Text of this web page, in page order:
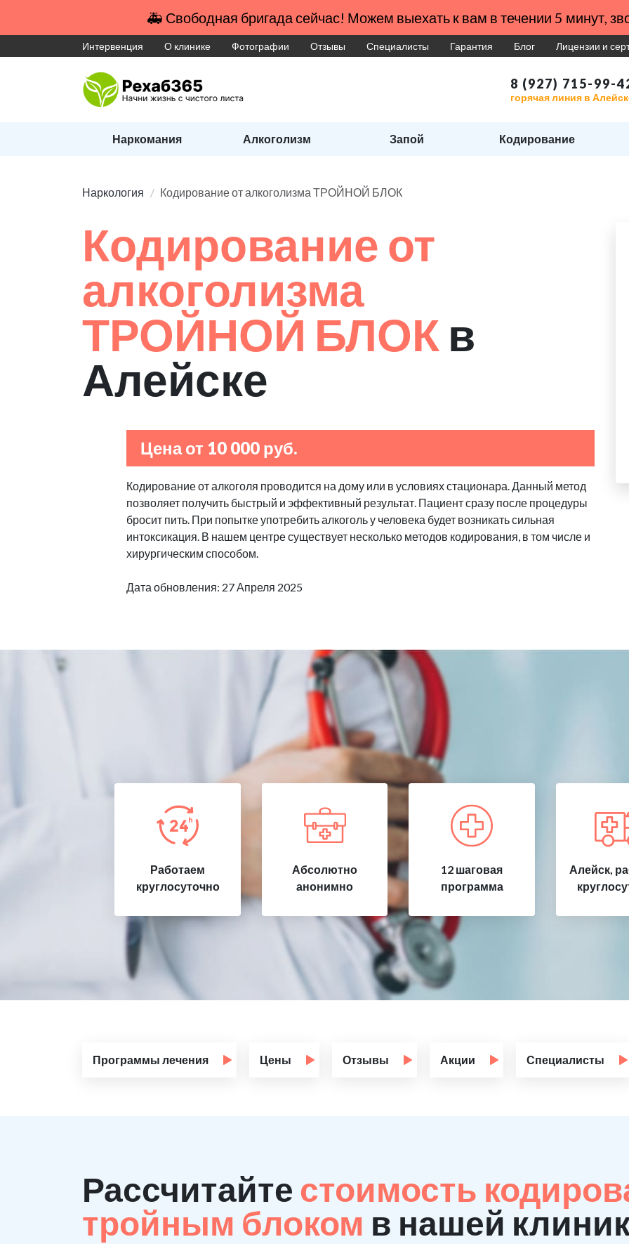
🚑 Свободная бригада сейчас! Можем выехать к вам в течении 5 минут,
Интервенция О клинике Фотографии Отзывы Специалисты Гарантия Блог Лицензии и
8 (927) 715-99-
горячая линия в
Наркомания Алкоголизм Запой Кодирование
Наркология Кодирование от алкоголизма ТРОЙНОЙ БЛОК
Кодирование от
алкоголизма
ТРОЙНОЙ БЛОК в
Алейске
Цена от 10 000 руб.
Кодирование от алкоголя проводится на дому или в условиях стационара. Данный метод
позволяет получить быстрый и эффективный результат. Пациент сразу после процедуры
бросит пить. При попытке употребить алкоголь у человека будет возникать сильная
интоксикация. В нашем центре существует несколько методов кодирования, в том числе и
хирургическим способом.
Дата обновления: 27 Апреля 2025
Работаем
круглосуточно
Абсолютно
анонимно
12 шаговая
программа
Алейск,
Программы лечения Цены Отзывы Акции Специалисты
Рассчитайте стоимость
тройным блоком в нашей